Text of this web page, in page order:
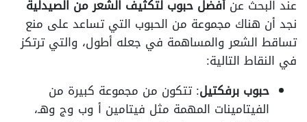
عند البحث عن أفضل حبوب لتكثيف الشعر من الصيدلية
نجد أن هناك مجموعة من الحبوب التي تساعد على منع
تساقط الشعر والمساهمة في جعله أطول، والتي ترتكز
في النقاط التالية:
حبوب برفكتيل: تتكون من مجموعة كبيرة من
الفيتامينات المهمة مثل فيتامين أ وب وج وهـ،